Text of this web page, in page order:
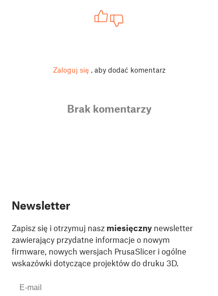
Zaloguj się , aby dodać komentarz
Brak komentarzy
Newsletter
Zapisz się i otrzymuj nasz miesięczny newsletter
zawierający przydatne informacje o nowym
firmware, nowych wersjach PrusaSlicer i ogólne
wskazówki dotyczące projektów do druku 3D.